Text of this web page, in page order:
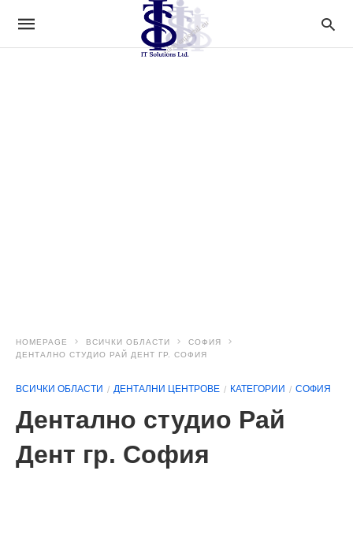
HOMEPAGE ВСИЧКИ ОБЛАСТИ
СОФИЯ
ДЕНТАЛНО СТУДИО РАЙ ДЕНТ ГР. СОФИЯ
ВСИЧКИ ОБЛАСТИ ДЕНТАЛНИ ЦЕНТРОВЕ КАТЕГОРИИ СОФИЯ
Дентално студио Рай
Дент гр. София